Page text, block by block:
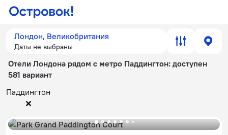
Лондон, Великобритания
Даты не выбраны
Отели Лондона рядом с метро Паддингтон: доступен
581 вариант
Паддингтон